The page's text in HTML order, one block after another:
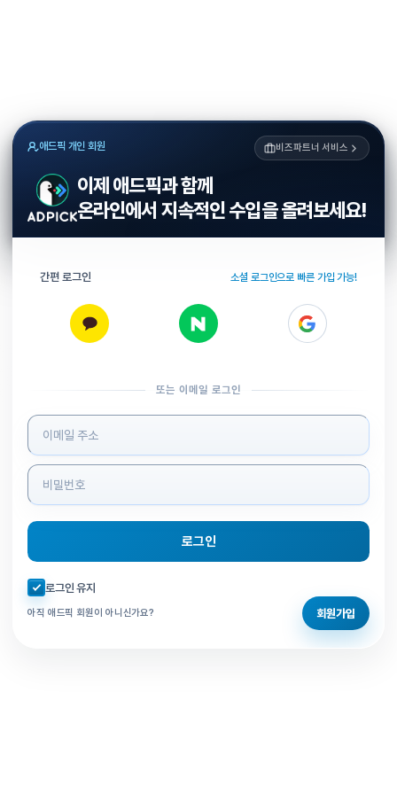
애드픽 개인 회원 비즈파트너 서비스
이제 애드픽과 함께
온라인에서 지속적인 수입을 올려보세요!
간편 로그인 소셜 로그인으로 빠른 가입 가능!
또는 이메일 로그인
로그인 정보 입력
로그인
자동로그인 체크
로그인 유지
아직 애드픽 회원이 아니신가요? 회원가입